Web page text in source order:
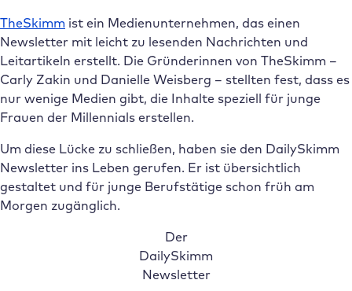
TheSkimm ist ein Medienunternehmen, das einen
Newsletter mit leicht zu lesenden Nachrichten und
Leitartikeln erstellt. Die Gründerinnen von TheSkimm –
Carly Zakin und Danielle Weisberg – stellten fest, dass es
nur wenige Medien gibt, die Inhalte speziell für junge
Frauen der Millennials erstellen.
Um diese Lücke zu schließen, haben sie den DailySkimm
Newsletter ins Leben gerufen. Er ist übersichtlich
gestaltet und für junge Berufstätige schon früh am
Morgen zugänglich.
Der
DailySkimm
Newsletter